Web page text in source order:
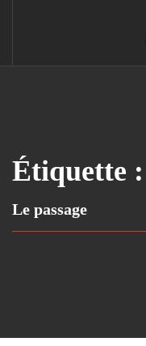
Étiquette :
Le passage